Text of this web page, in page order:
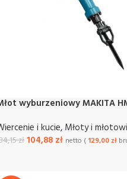
wyburzeniowy MAKITA
i kucie, Młoty i
zł104,88 zł netto ( 129,00 zł